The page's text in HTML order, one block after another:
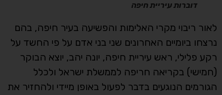
דוברות עיריית חיפה
לאור ריבוי מקרי האלימות והפשיעה בעיר חיפה, בהם
נרצחו ביומיים האחרונים שני בני אדם על פי החשד על
רקע פלילי, ראש עיריית חיפה, יונה יהב, יוצא הבוקר
(חמישי) בקריאה חריפה לממשלת ישראל ולכלל
הגורמים הנוגעים בדבר לפעול באופן מיידי ולהחזיר את